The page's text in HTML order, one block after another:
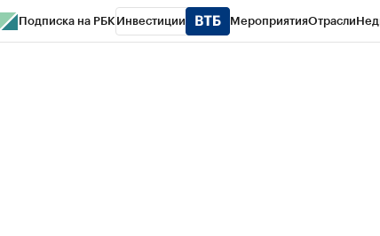
Подписка на РБК Инвестиции МероприятияОтрасли